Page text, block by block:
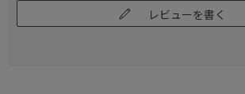
レビューを書く